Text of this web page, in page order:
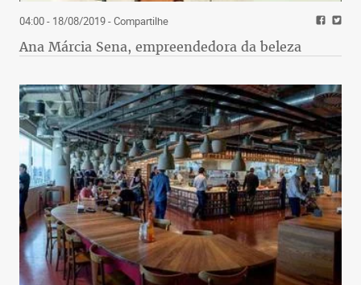
04:00 - 18/08/2019- Compartilhe
Ana Márcia Sena, empreendedora da beleza